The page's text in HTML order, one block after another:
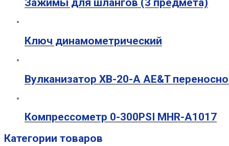
Зажимы для шлангов (3 предмета)
Ключ динамометрический
Вулканизатор XB-20-A AE&T
Компрессометр 0-300PSI MHR-A1017
Категории товаров